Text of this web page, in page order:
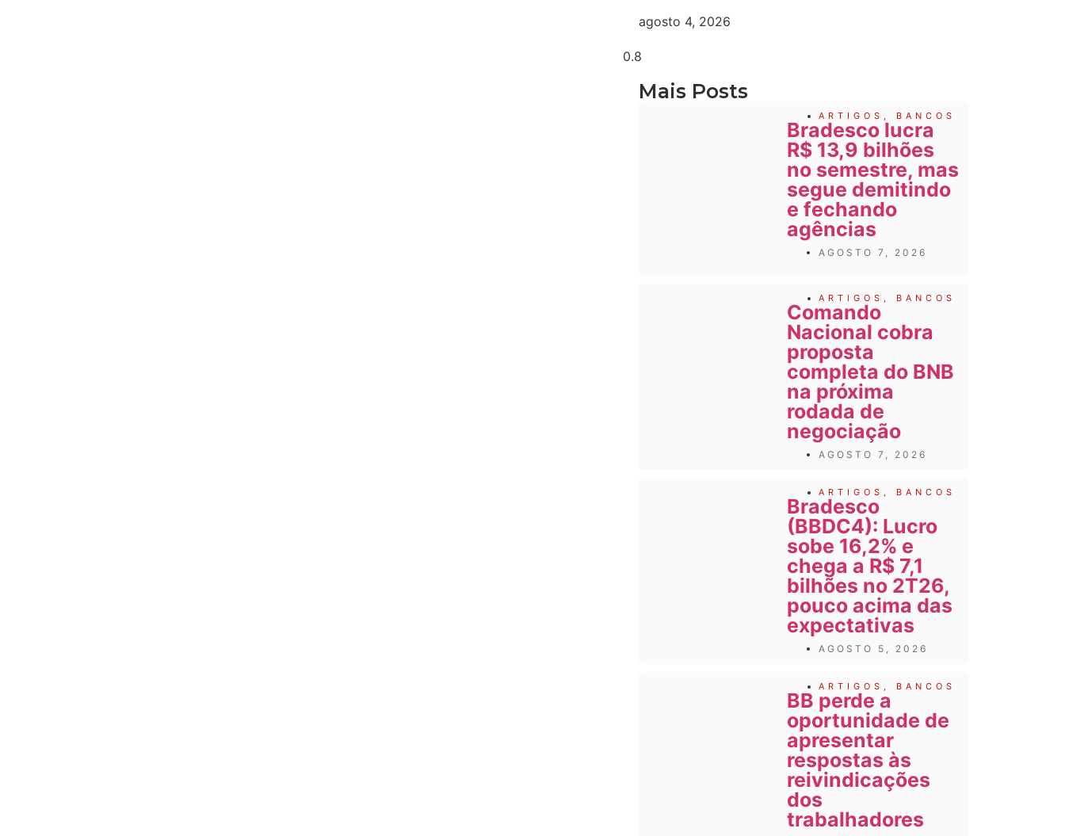
agosto 4, 2026
Mais Posts
ARTIGOS BANCOS
Bradesco lucra
R$ 13,9 bilhões
no semestre, mas
segue demitindo
e fechando
agências
AGOSTO 7, 2026
ARTIGOS BANCOS
Comando
Nacional cobra
proposta
completa do BNB
na próxima
rodada de
negociação
AGOSTO 7, 2026
ARTIGOS BANCOS
Bradesco
(BBDC4): Lucro
sobe 16,2% e
chega a R$ 7,1
bilhões no 2T26,
pouco acima das
expectativas
AGOSTO 5, 2026
ARTIGOS BANCOS
BB perde a
oportunidade de
apresentar
respostas às
reivindicações
dos
trabalhadores